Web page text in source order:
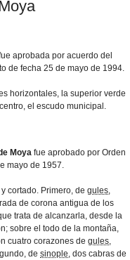
aprobada por acuerdo del
de fecha 25 de mayo de 1994.
horizontales, la superior verde
el escudo municipal.
Moya fue aprobado por Orden
mayo de 1957.
cortado. Primero, de gules,
de corona antigua de los
trata de alcanzarla, desde la
sobre el todo de la montaña,
cuatro corazones de gules,
de sinople, dos cabras de